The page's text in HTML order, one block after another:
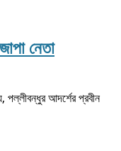
নেতা
পল্লীবন্ধুর আদর্শের প্রবীন